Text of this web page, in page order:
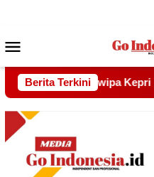
Mobile
Berita Terkini
Kepedulian kepada Pondok